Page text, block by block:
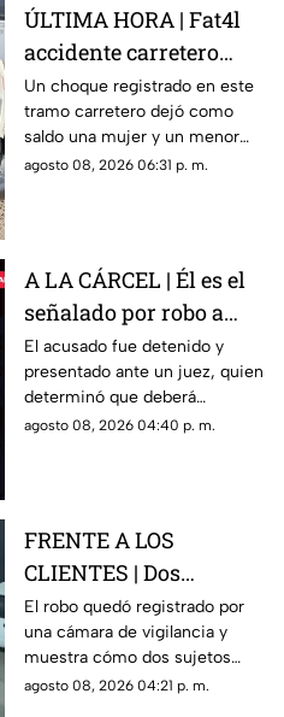
ÚLTIMA HORA | Fat4l
accidente carretero
deja una mujer y un
niño mu3rtos en San
Juan del Río
Un choque registrado en este
tramo carretero dejó como
saldo una mujer y un menor
sin vida, además de una
agosto 08, 2026 06:31 p. m.
A LA CÁRCEL | Él es el
señalado por robo a
una casa en Santa Rosa
Jáuregui
El acusado fue detenido y
presentado ante un juez, quien
determinó que deberá
permanecer en prisión
agosto 08, 2026 04:40 p. m.
FRENTE A LOS
CLIENTES | Dos
hombres enc4ñonan a
conductor y se llevan
su camioneta
El robo quedó registrado por
una cámara de vigilancia y
muestra cómo dos sujetos
obligaron a un conductor y a
agosto 08, 2026 04:21 p. m.